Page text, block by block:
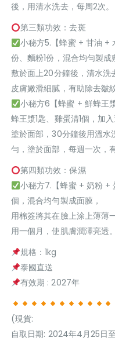
後，用清水洗去，每周2次。
第三類功效：去斑
小秘方5.【蜂蜜 + 甘油 +
份、麵粉1份，混合均勻製成
敷於面上20分鐘後，清水洗
皮膚嫩滑細膩，有助除去皺
小秘方6【蜂蜜 + 鮮蜂王
蜂王漿1匙、雞蛋清1個，加
塗於面部，30分鐘後用溫水
勻，塗於面部，每週一次，
第四類功效：保濕
小秘方7.【蜂蜜 + 奶粉 +
個，混合均勻製成面膜，
用棉簽將其在臉上涂上薄薄
用一個月，使肌膚潤澤亮透。
規格：1kg
泰國直送
有效期 : 2027年
(現貨:
自取日期: 2024年4月25日